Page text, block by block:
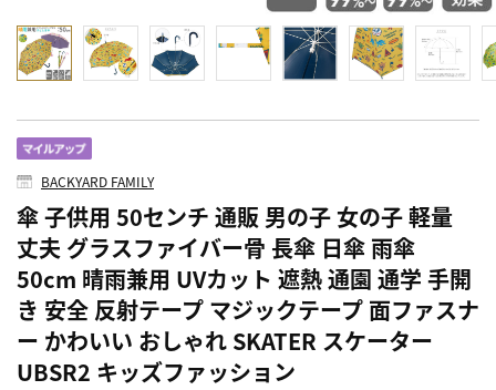
BACKYARD FAMILY
傘 子供用 50センチ 通販 男の子 女の子 軽量
丈夫 グラスファイバー骨 長傘 日傘 雨傘
50cm 晴雨兼用 UVカット 遮熱 通園 通学 手開
き 安全 反射テープ マジックテープ 面ファスナ
ー かわいい おしゃれ SKATER スケーター
UBSR2 キッズファッション